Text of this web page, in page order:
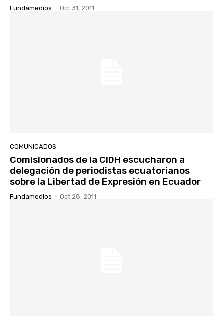
Fundamedios - Oct 31, 2011
COMUNICADOS
Comisionados de la CIDH escucharon a
delegación de periodistas ecuatorianos
sobre la Libertad de Expresión en Ecuador
Fundamedios - Oct 28, 2011